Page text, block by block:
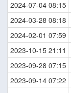
2024-07-04 08:15
2024-03-28 08:18
2024-02-01 07:59
2023-10-15 21:11
2023-09-28 07:15
2023-09-14 07:22